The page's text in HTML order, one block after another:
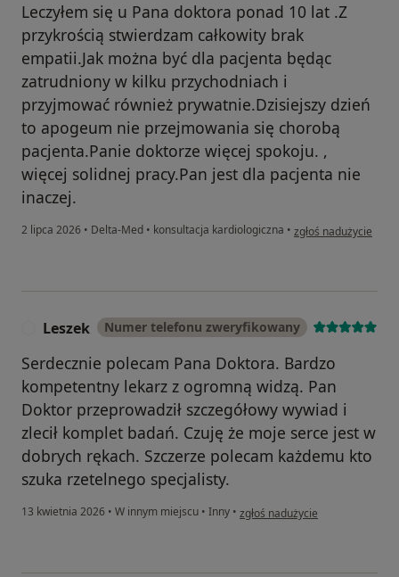
Leczyłem się u Pana doktora ponad 10 lat .Z
przykrością stwierdzam całkowity brak
empatii.Jak można być dla pacjenta będąc
zatrudniony w kilku przychodniach i
przyjmować również prywatnie.Dzisiejszy dzień
to apogeum nie przejmowania się chorobą
pacjenta.Panie doktorze więcej spokoju. ,
więcej solidnej pracy.Pan jest dla pacjenta nie
inaczej.
2 lipca 2026 • Delta-Med • konsultacja kardiologiczna • w opinii użytkownika
zgłoś nadużycie
Leszek Numer telefonu zweryfikowany
Serdecznie polecam Pana Doktora. Bardzo
kompetentny lekarz z ogromną widzą. Pan
Doktor przeprowadził szczegółowy wywiad i
zlecił komplet badań. Czuję że moje serce jest w
dobrych rękach. Szczerze polecam każdemu kto
szuka rzetelnego specjalisty.
13 kwietnia 2026 • W innym miejscu • Inny • w opinii użytkownika Leszek
zgłoś nadużycie